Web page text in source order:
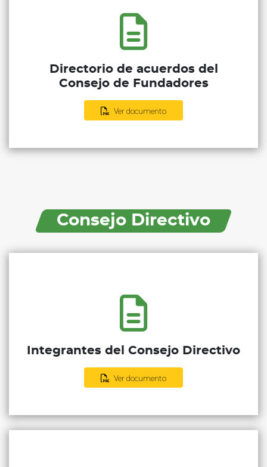
Directorio de acuerdos del
Consejo de Fundadores
Ver documento
Consejo Directivo
Integrantes del Consejo Directivo
Ver documento